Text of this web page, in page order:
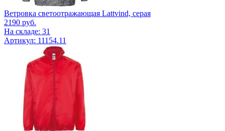
Ветровка светоотражающая Lattvind, серая
2190 руб.
На складе: 31
Артикул: 11154.11